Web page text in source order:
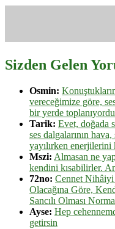
Sizden Gelen
Osmin:
vereceğimize göre,
bir yerde
Tarik: Evet, doğada
ses dalgalarının
yayılırken enerjilerini
Mszi: Almasan ne
kendini kısabilirler.
72no: Cennet
Olacağına Göre,
Sancılı Olması
Ayse: Hep
getirsin